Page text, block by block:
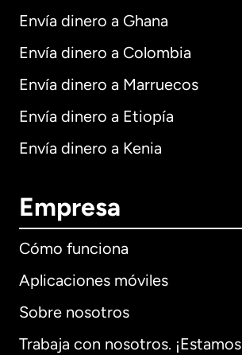
Envía dinero a Ghana
Envía dinero a Colombia
Envía dinero a Marruecos
Envía dinero a Etiopía
Envía dinero a Kenia
Empresa
Cómo funciona
Aplicaciones móviles
Sobre nosotros
Trabaja con nosotros. ¡Estamos